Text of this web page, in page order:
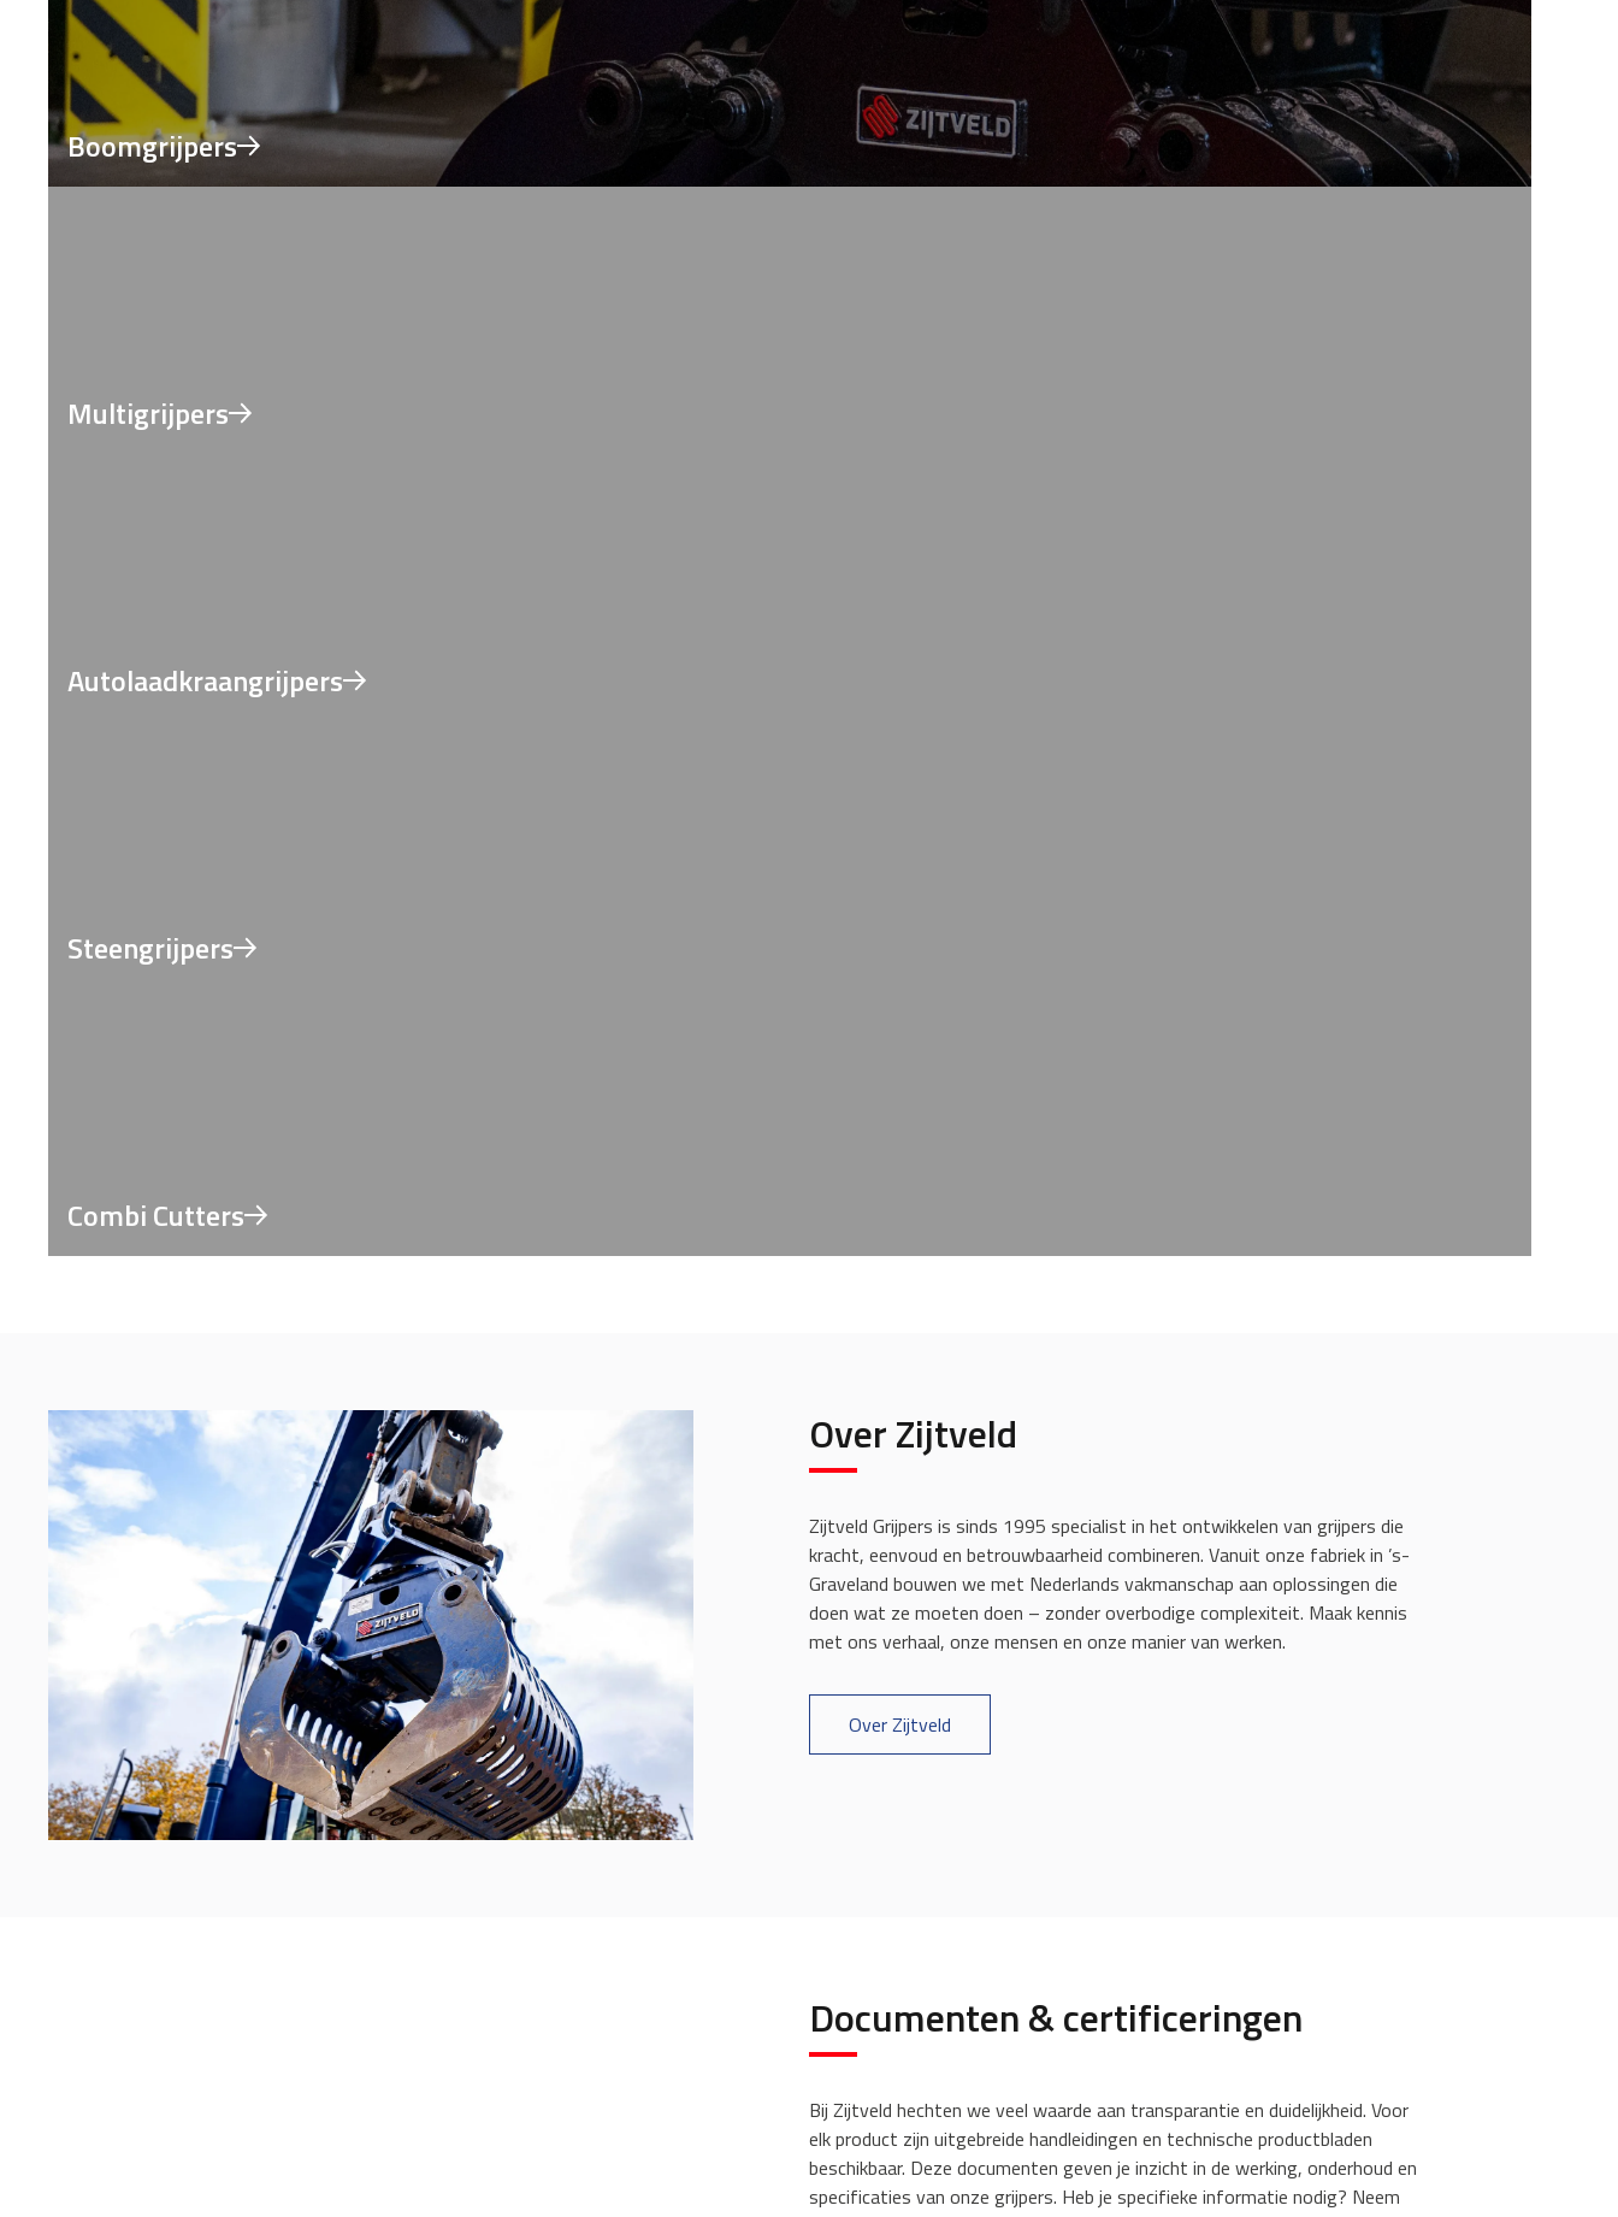
Boomgrijpers
Multigrijpers
Autolaadkraangrijpers
Steengrijpers
Combi Cutters
Over Zijtveld
Zijtveld Grijpers is sinds 1995 specialist in het ontwikkelen van grijpers die
kracht, eenvoud en betrouwbaarheid combineren. Vanuit onze fabriek in ’s-
Graveland bouwen we met Nederlands vakmanschap aan oplossingen die
doen wat ze moeten doen – zonder overbodige complexiteit. Maak kennis
met ons verhaal, onze mensen en onze manier van werken.
Over Zijtveld
Documenten & certificeringen
Bij Zijtveld hechten we veel waarde aan transparantie en duidelijkheid. Voor
elk product zijn uitgebreide handleidingen en technische productbladen
beschikbaar. Deze documenten geven je inzicht in de werking, onderhoud en
specificaties van onze grijpers. Heb je specifieke informatie nodig? Neem